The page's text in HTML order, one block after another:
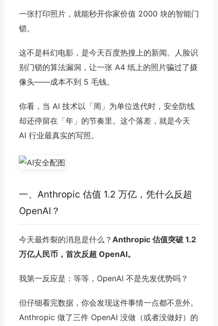
一张打印照片，就能秒开你家价值 2000 块的智能门
锁。
这不是科幻电影，是今天百度热搜上的新闻。人脸识
别门锁的算法漏洞，让一张 A4 纸上的照片骗过了摄
像头——成本不到 5 毛钱。
你看，当 AI 技术以「周」为单位迭代时，安全防线
却还停留在「年」的节奏里。这个落差，就是今天
AI 行业最真实的写照。
一、Anthropic 估值 1.2 万亿，凭什么反超
OpenAI？
今天最炸裂的消息是什么？ Anthropic 估值突破 1.2
万亿人民币，首次反超 OpenAI。
我第一反应是：等等，OpenAI 不是先发优势吗？
但仔细看完数据，你会发现这件事情一点都不意外。
Anthropic 做了三件 OpenAI 没做（或者没做好）的